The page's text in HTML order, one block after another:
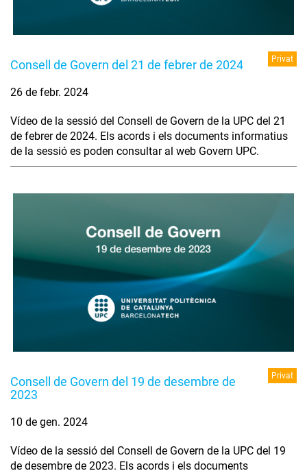
Consell de Govern del 21 de febrer de 2024 Privat
26 de febr. 2024
Vídeo de la sessió del Consell de Govern de la UPC del 21
de febrer de 2024. Els acords i els documents informatius
de la sessió es poden consultar al web Govern UPC.
Consell de Govern del 19 de desembre de
2023
Privat
10 de gen. 2024
Vídeo de la sessió del Consell de Govern de la UPC del 19
de desembre de 2023. Els acords i els documents